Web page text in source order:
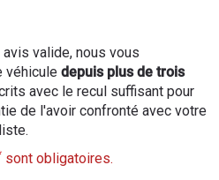
valide, nous vous
véhicule depuis plus de trois
avec le recul suffisant pour
de l'avoir confronté avec votre
sont obligatoires.